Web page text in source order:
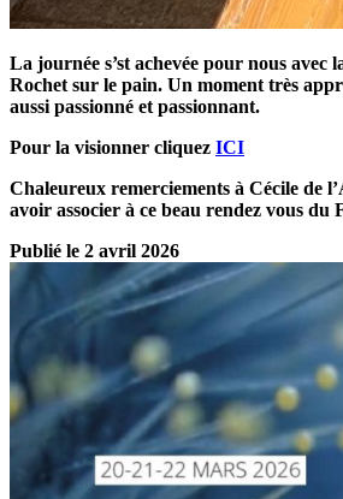
La journée s’st achevée pour nous avec
Rochet sur le pain. Un moment très
aussi passionné et passionnant.
Pour la visionner cliquez ICI
Chaleureux remerciements à Cécile de
avoir associer à ce beau rendez vous du
Publié le 2 avril 2026